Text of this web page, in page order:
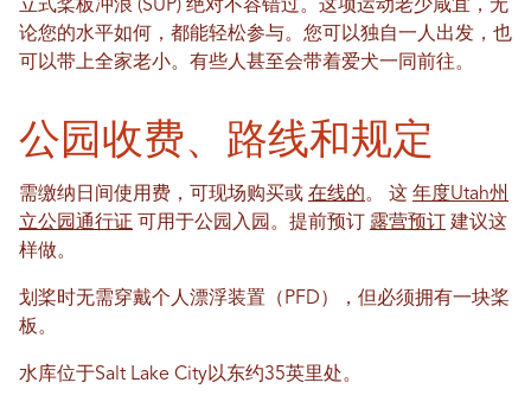
立式桨板冲浪 (SUP) 绝对不容错过。这项运动老少咸宜，无
论您的水平如何，都能轻松参与。您可以独自一人出发，也
可以带上全家老小。有些人甚至会带着爱犬一同前往。
公园收费、路线和规定
需缴纳日间使用费，可现场购买或 在线的。 这 年度Utah州
立公园通行证 可用于公园入园。提前预订 露营预订
建议这
样做。
划桨时无需穿戴个人漂浮装置（PFD），但必须拥有一块桨
板。
水库位于Salt Lake City以东约35英里处。